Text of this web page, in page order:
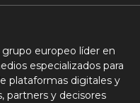
grupo europeo líder en
especializados para
plataformas digitales y
partners y decisores